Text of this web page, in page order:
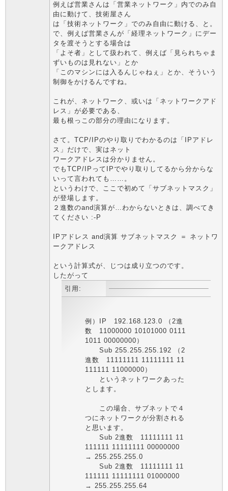
例えば営業さんは「営業ネットワーク」内でのみ自
由に動けて、技術屋さん
は「技術ネットワーク」でのみ自由に動ける、と。
で、例えば営業さんが「経理ネットワーク」にデー
タを渡そうとする場合は
「よそ者」として扱われて、例えば「見られちゃま
ずいものは見れない」とか
「このマシンには入るんじゃねぇ」とか、そういう
制御をかけるんですね。
これが、ネットワーク、或いは「ネットワークアド
レス」が必要である、
最も根っこの部分の理由になります。
さて。TCP/IPのやり取りでわかるのは「IPアドレ
ス」だけで、実はネット
ワークアドレスは分かりません。
でもTCP/IPってIPでやり取りしてるから分からな
いって言われても……。
というわけで、ここで初めて「サブネットマスク」
が登場します。
２進数のand演算が…わからないときは、調べてき
てください :-P
IPアドレス and演算 サブネットマスク ＝ ネットワ
ークアドレス
という計算式が、じつは成り立つのです。
したがって
引用:
例）IP 192.168.123.0 （2進
数 11000000 10101000 0111
1011 00000000）
Sub 255.255.255.192 （2
進数 11111111 11111111 11
111111 11000000）
というネットワークあった
とします。
この場合、サブネットで４
つにネットワークが分割される
と思います。
Sub 2進数 11111111 11
111111 11111111 00000000
→ 255.255.255.0
Sub 2進数 11111111 11
111111 11111111 01000000
→ 255.255.255.64